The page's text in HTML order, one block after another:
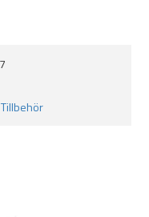
Tillbehör